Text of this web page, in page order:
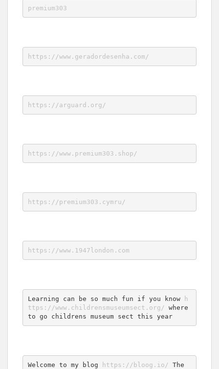
premium303
https://www.geradordesenha.com/
https://arguard.org/
https://www.premium303.shop/
https://premium303.cymru/
https://www.1947london.com
Learning can be so much fun if you know
h
ttps://www.childrensmuseumsect.org/ where
to go childrens museum sect this year
Welcome to my blog https://bloog.io/ The